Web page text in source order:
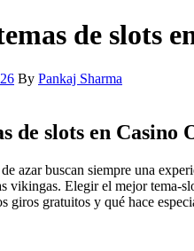
de slots
By Pankaj Sharma
de slots en
azar buscan siempre una
vikingas. Elegir el mejor
giros gratuitos y qué hace